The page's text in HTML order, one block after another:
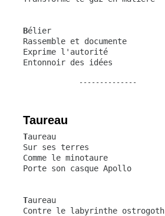
   B
élier
   Rassemble et documente
   Exprime l'autorité
   Entonnoir des idées
                 --------------
Taureau
   T
aureau
   Sur ses terres
   Comme le minotaure
   Porte son casque Apollo
   T
aureau
   Contre le labyrinthe ostrogoth